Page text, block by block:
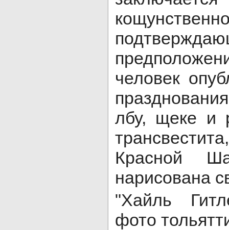
человек
лбу, щеке и
Красной
нарисована
"Хайль
фото